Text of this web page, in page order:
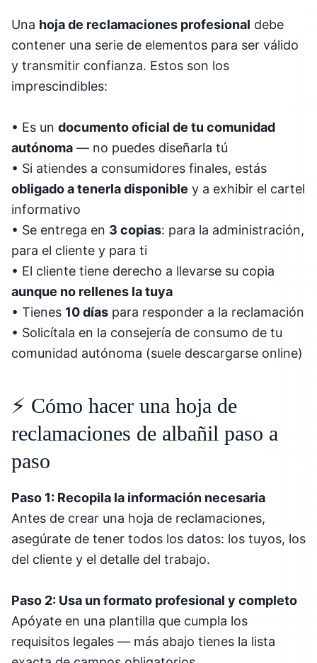
Una hoja de reclamaciones profesional debe
contener una serie de elementos para ser válido
y transmitir confianza. Estos son los
imprescindibles:
• Es un documento oficial de tu comunidad
autónoma — no puedes diseñarla tú
• Si atiendes a consumidores finales, estás
obligado a tenerla disponible y a exhibir el cartel
informativo
• Se entrega en 3 copias: para la administración,
para el cliente y para ti
• El cliente tiene derecho a llevarse su copia
aunque no rellenes la tuya
• Tienes 10 días para responder a la reclamación
• Solicítala en la consejería de consumo de tu
comunidad autónoma (suele descargarse online)
⚡ Cómo hacer una hoja de
reclamaciones de albañil paso a
paso
Paso 1: Recopila la información necesaria
Antes de crear una hoja de reclamaciones,
asegúrate de tener todos los datos: los tuyos, los
del cliente y el detalle del trabajo.
Paso 2: Usa un formato profesional y completo
Apóyate en una plantilla que cumpla los
requisitos legales — más abajo tienes la lista